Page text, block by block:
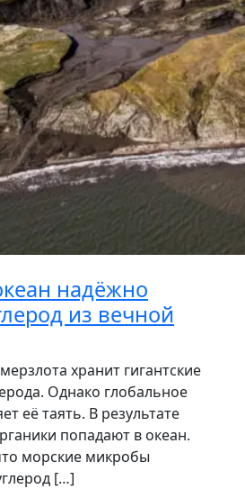
надёжно
из вечной
хранит гигантские
Однако глобальное
её таять. В результате
попадают в океан.
морские микробы
[…]